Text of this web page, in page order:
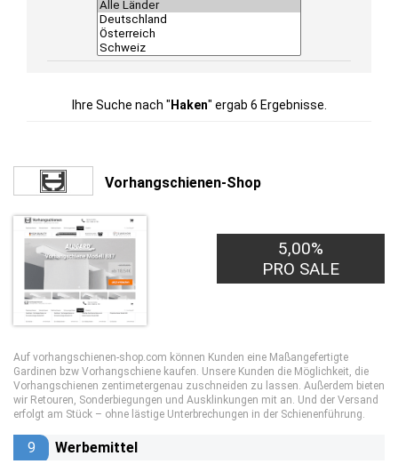
Ihre Suche nach " Haken" ergab 6 Ergebnisse.
Vorhangschienen-Shop
5,00%
PRO SALE
Auf vorhangschienen-shop.com können Kunden eine Maßangefertigte
Gardinen bzw Vorhangschiene kaufen. Unsere Kunden die Möglichkeit, die
Vorhangschienen zentimetergenau zuschneiden zu lassen. Außerdem bieten
wir Retouren, Sonderbiegungen und Ausklinkungen mit an. Und der Versand
erfolgt am Stück – ohne lästige Unterbrechungen in der Schienenführung.
9 Werbemittel